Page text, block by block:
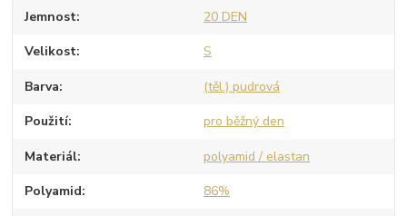
Jemnost 20 DEN
Velikost S
Barva (těl.) pudrová
Použití pro běžný den
Materiál polyamid / elastan
Polyamid 86%